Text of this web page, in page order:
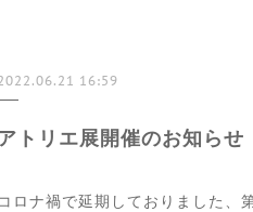
16:59
トリエ展開催のお知らせ
コロナ禍で延期しておりました、